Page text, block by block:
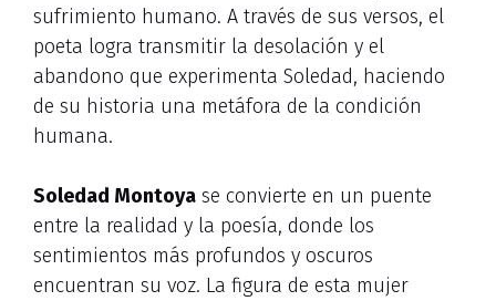
sufrimiento humano. A través de sus versos, el
poeta logra transmitir la desolación y el
abandono que experimenta Soledad, haciendo
de su historia una metáfora de la condición
humana.
Soledad Montoya se convierte en un puente
entre la realidad y la poesía, donde los
sentimientos más profundos y oscuros
encuentran su voz. La figura de esta mujer